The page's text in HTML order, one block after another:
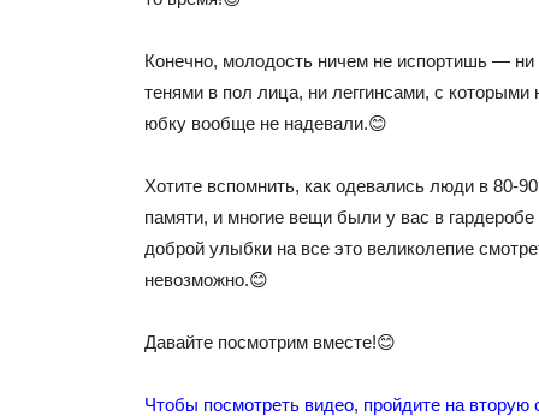
Конечно, молодость ничем не испортишь — ни
тенями в пол лица, ни леггинсами, с
юбку вообще не надевали.😊
Хотите вспомнить, как одевались люди в 80-
памяти, и многие вещи были у вас в
доброй улыбки на все это великолепие
невозможно.😊
Давайте посмотрим вместе!😊
Чтобы посмотреть видео, пройдите на вторую